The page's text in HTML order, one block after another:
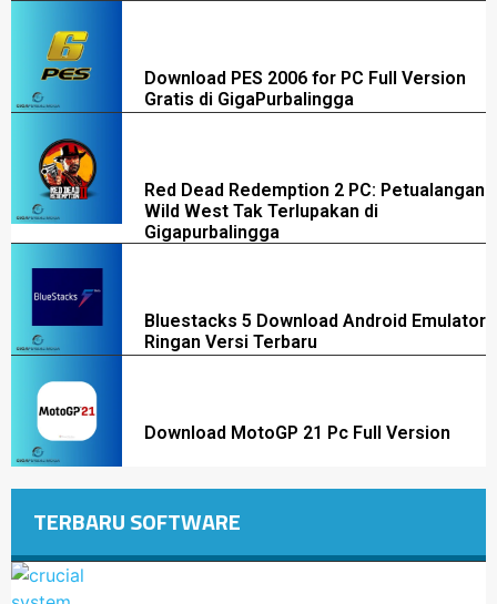
Download PES 2006 for PC Full Version
Gratis di GigaPurbalingga
Red Dead Redemption 2 PC: Petualangan
Wild West Tak Terlupakan di
Gigapurbalingga
Bluestacks 5 Download Android Emulator
Ringan Versi Terbaru
Download MotoGP 21 Pc Full Version
TERBARU SOFTWARE